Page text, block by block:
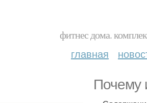
фитнес дома.
главная
Почему